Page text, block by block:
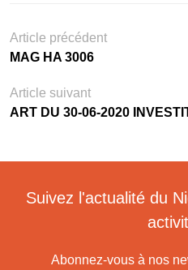
Article précédent
MAG HA 3006
Article suivant
ART DU 30-06-2020
Suivez l'actualité du
Abonnez-vous à nos